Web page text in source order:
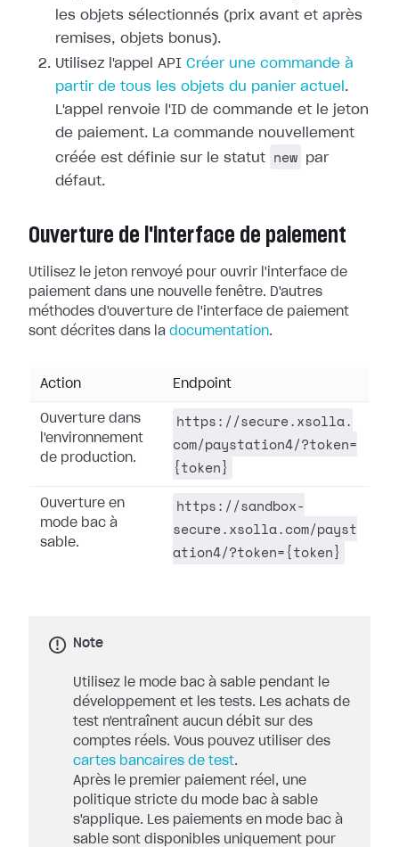
les objets sélectionnés (prix avant et après
remises, objets bonus).
Utilisez l'appel API Créer une commande à
partir de tous les objets du panier actuel .
L'appel renvoie l'ID de commande et le jeton
de paiement. La commande nouvellement
créée est définie sur le statut
new
par
défaut.
Ouverture de l'interface de paiement
Utilisez le jeton renvoyé pour ouvrir l'interface de
paiement dans une nouvelle fenêtre. D'autres
méthodes d'ouverture de l'interface de paiement
sont décrites dans la documentation.
Action Endpoint
Ouverture dans
l'environnement
de production.
https://secure.xsolla.
com/paystation4/?token=
{token}
Ouverture en
mode bac à
sable.
https://sandbox-
secure.xsolla.com/payst
ation4/?token={token}
Note
Utilisez le mode bac à sable pendant le
développement et les tests. Les achats de
test n'entraînent aucun débit sur des
comptes réels. Vous pouvez utiliser des
cartes bancaires de test.
Après le premier paiement réel, une
politique stricte du mode bac à sable
s'applique. Les paiements en mode bac à
sable sont disponibles uniquement pour